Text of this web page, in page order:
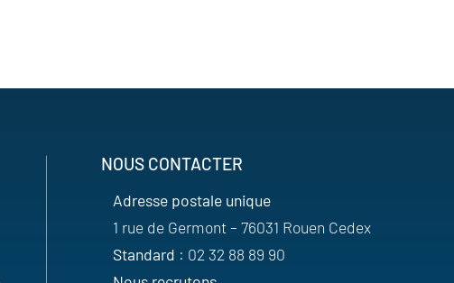
NOUS CONTACTER
Adresse postale unique
1 rue de Germont – 76031 Rouen Cedex
Standard : 02 32 88 89 90